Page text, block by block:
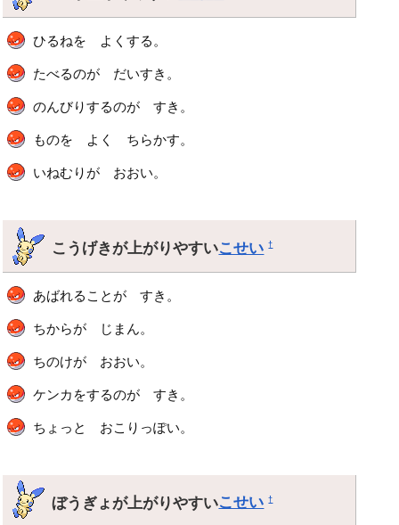
ひるねを よくする。
たべるのが だいすき。
のんびりするのが すき。
ものを よく ちらかす。
いねむりが おおい。
こうげきが上がりやすいこせい †
あばれることが すき。
ちからが じまん。
ちのけが おおい。
ケンカをするのが すき。
ちょっと おこりっぽい。
ぼうぎょが上がりやすいこせい †